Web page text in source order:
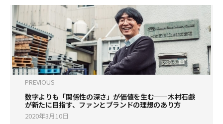
PREVIOUS
数字よりも「関係性の深さ」が価値を生む——木村石鹸
が新たに目指す、ファンとブランドの理想のあり方
2020年3月10日